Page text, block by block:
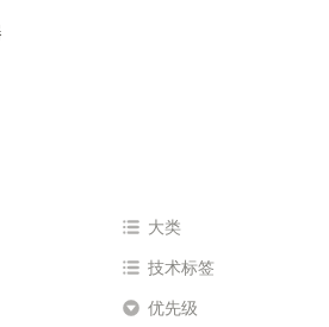
大类
技术标签
优先级